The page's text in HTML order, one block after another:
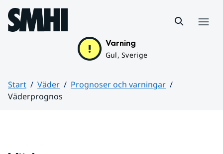
Hoppa till sidans innehåll
Varning
Gul, Sverige
Start Väder
Prognoser och varningar
Väderprognos